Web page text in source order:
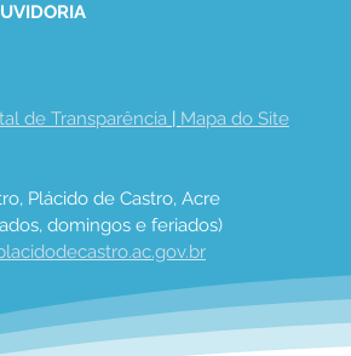
de Transparência | Mapa do Site
Plácido de Castro, Acre
domingos e feriados)